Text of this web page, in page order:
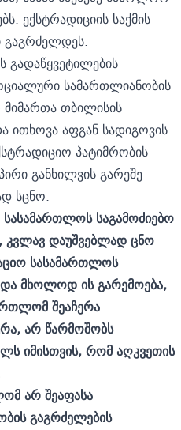
ექსტრადიციის საქმის
გაგრძელდეს.
გადაწყვეტილების
სამართლიანობის
თბილისის
აფგან სადიგოვის
პატიმრობის
განხილვის გარეშე
სცნო.
საგამოძიებო
კვლავ დაუშვებლად ცნო
სასამართლოს
მხოლოდ ის გარემოება,
შეაჩერა
არ წარმოშობს
იმისთვის, რომ აღკვეთის
არ შეაფასა
გაგრძელების